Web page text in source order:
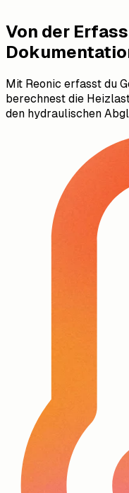
Von der
Mit Reonic erfasst du
berechnest die
den hydraulischen